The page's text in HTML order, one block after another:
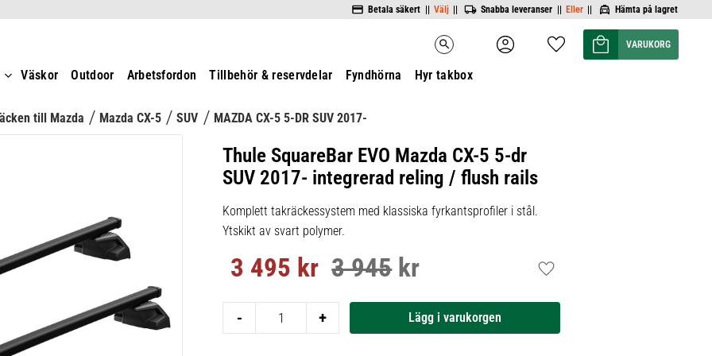
Betala säkert || Välj || Snabba leveranser || Eller || Hämta på lagret
search Favoriter
Kundvagn
Väskor Outdoor Arbetsfordon Tillbehör & reservdelar Fyndhörna Hyr takbox
till Mazda Mazda CX-5 SUV MAZDA CX-5 5-DR SUV 2017-
Thule SquareBar EVO Mazda CX-5 5-dr
SUV 2017- integrerad reling / flush rails
Komplett takräckessystem med klassiska fyrkantsprofiler i stål.
Ytskikt av svart polymer.
Nedsatt pris:
3 495 kr Ordinarie pris:
3 945kr
+
-
Lägg till i favoriter